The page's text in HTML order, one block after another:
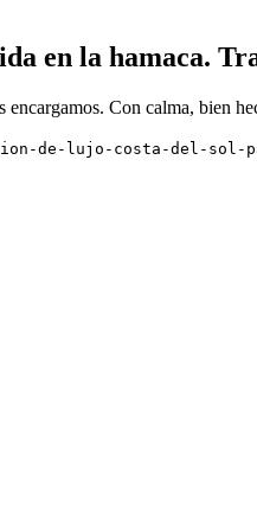
en la hamaca.
encargamos. Con calma, bien
de-lujo-costa-del-sol-